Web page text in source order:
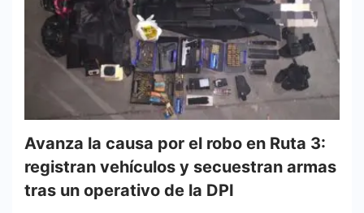
Avanza la causa por el robo en Ruta 3:
registran vehículos y secuestran armas
tras un operativo de la DPI